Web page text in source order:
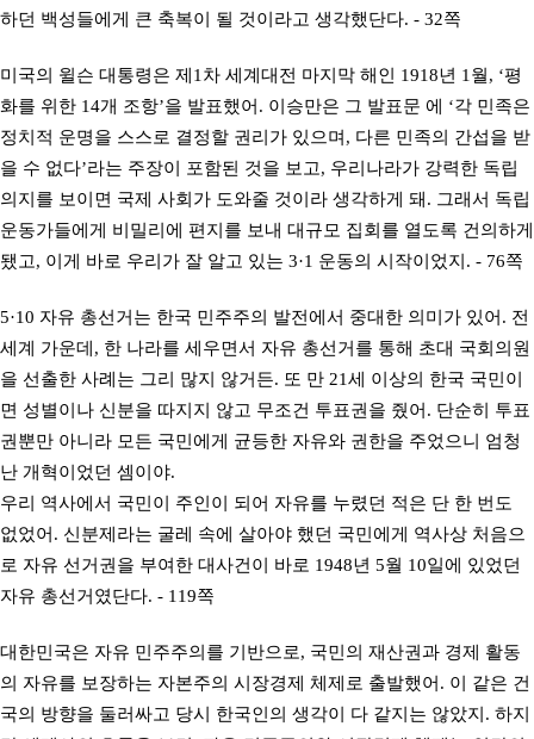
하던 백성들에게 큰 축복이 될 것이라고 생각했단다. - 32쪽
미국의 윌슨 대통령은 제1차 세계대전 마지막 해인 1918년 1월, ‘평
화를 위한 14개 조항’을 발표했어. 이승만은 그 발표문 에 ‘각 민족은
정치적 운명을 스스로 결정할 권리가 있으며, 다른 민족의 간섭을 받
을 수 없다’라는 주장이 포함된 것을 보고, 우리나라가 강력한 독립
의지를 보이면 국제 사회가 도와줄 것이라 생각하게 돼. 그래서 독립
운동가들에게 비밀리에 편지를 보내 대규모 집회를 열도록 건의하게
됐고, 이게 바로 우리가 잘 알고 있는 3·1 운동의 시작이었지. - 76쪽
5·10 자유 총선거는 한국 민주주의 발전에서 중대한 의미가 있어. 전
세계 가운데, 한 나라를 세우면서 자유 총선거를 통해 초대 국회의원
을 선출한 사례는 그리 많지 않거든. 또 만 21세 이상의 한국 국민이
면 성별이나 신분을 따지지 않고 무조건 투표권을 줬어. 단순히 투표
권뿐만 아니라 모든 국민에게 균등한 자유와 권한을 주었으니 엄청
난 개혁이었던 셈이야.
우리 역사에서 국민이 주인이 되어 자유를 누렸던 적은 단 한 번도
없었어. 신분제라는 굴레 속에 살아야 했던 국민에게 역사상 처음으
로 자유 선거권을 부여한 대사건이 바로 1948년 5월 10일에 있었던
자유 총선거였단다. - 119쪽
대한민국은 자유 민주주의를 기반으로, 국민의 재산권과 경제 활동
의 자유를 보장하는 자본주의 시장경제 체제로 출발했어. 이 같은 건
국의 방향을 둘러싸고 당시 한국인의 생각이 다 같지는 않았지. 하지